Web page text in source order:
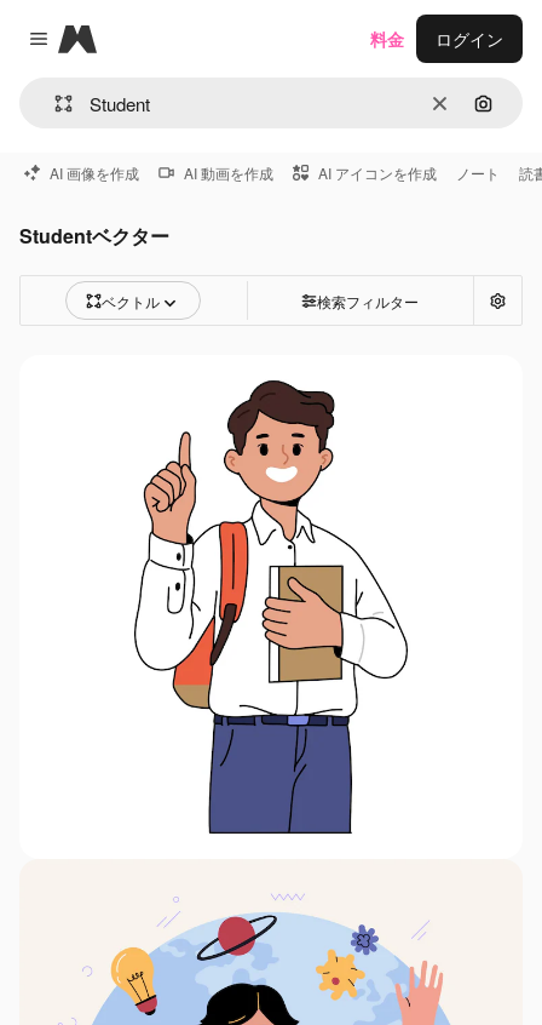
Close menu
Magnific
消去 画像で
料金 ログイン
AI 画像を作成 AI 動画を作成 AI アイコンを作成 ノート 読
Studentベクター
ベクトル 検索フィルター